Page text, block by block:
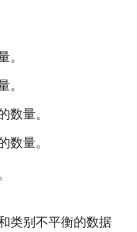
。
。
数量。
数量。
类别不平衡的数据